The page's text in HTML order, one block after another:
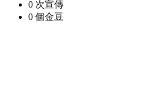
0 次宣傳
0 個金豆